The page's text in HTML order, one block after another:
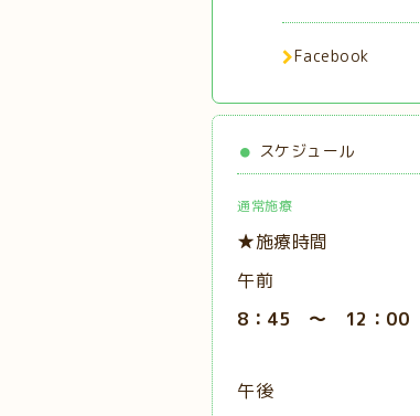
Facebook
スケジュール
通常施療
★施療時間
午前
8：45 ～ 12：00
午後